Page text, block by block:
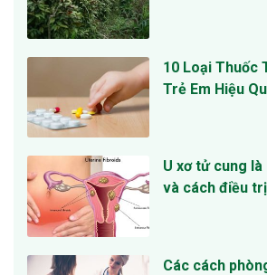
10 Loại Thuốc
Trẻ Em Hiệu
U xơ tử cung
và cách điều trị
Các cách